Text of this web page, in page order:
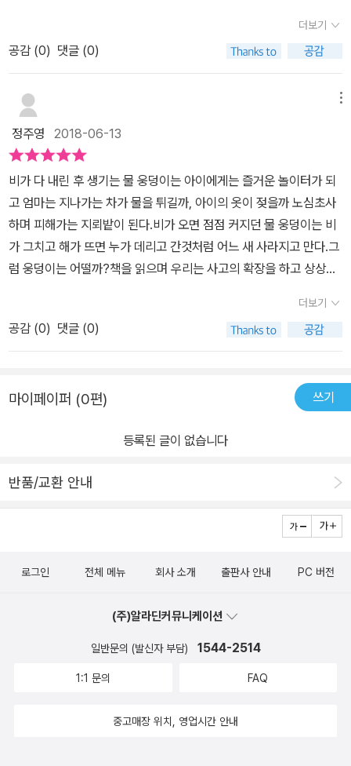
야기를 쓰는 작가님의 책이 궁금하네요.한글판으로도 계속 나오면 좋
겠어요.번역가 '김 숙'저에 좋은 버릇 중 하나는 맘에 드는 외국 그림
책을 보면 꼬옥 옮김이는 다시 보게 되네요.그런데 이 작가님...'김
숙'작가님을 검색했는데 '김하루'작가님이 함께 나온다.무슨? 이상하
사의 연발. 오늘도 행복한 그림책 읽기! 투명 한지입니다.
이 있지요.이 그림책도 비가 오면 계속해서 꺼내보는 그림책 중 하나
로 제게 남을 것 같네요.
책은 어떤 내용일까? 정말 궁금했어요~표지에 손으로 느껴보면 약간
입체감있게 비가 표현되어있답니다~ 아이들이 요것도 좋아하네요~​
책은 창문밖을 보는 한 아이를 보여주며 시작해요~'비가 개었아
요' 후쿠는 비가 오고 난뒤 집 앞 길가 물웅덩이가 생긴걸 보고 들어
갔어요.그때 물웅덩이가 비켜달라고 말을 하네요~ 후쿠때문에 잘 안
보인다고... 뭐가 안보인다는걸까요?궁금한 후쿠가 '뭐가 보이는데'
라고 물었어요.물웅덩이는 알록달록 일곱색깔 무지개를 봤다고 대답
해주네요~다음날도 가서 오늘은 뭘 봤냐고 묻자 오늘은 비행기를 봤
다고...매일 매일 가서 묻는 후쿠에게 소금쟁이를 들여다보는 아이들,
날아가는 새들, 까만고양이, 작은별등을 보았다고 이야기해줘요.그러
곤 그 다음날은 아무것도 보지 못하고 지금까지 본것들을 떠올려보고
있노라고 답해준답니다~어~ 왜 아무것도 보지 못했을까요?그러자
첫째가 옆에서 '엄마, 엄마, 여기봐봐... 물웅덩이가 아까는 이따맣게
컸는데 지금은 작아...점점 점점 작아지고 있어' 라고... 그리고 '후쿠
요~ 물웅덩이가 왜 작아지는지,,,물에 비친 시계와 비행기숫자, 아이
옷의 숫자가 반대로 보이는것은 왜그런지도 함께 이야기 나누어봤어
웅덩이를 보는것인지아쉬운 마음에 보는것인지다시 만날 기대감에
보는것인지^^<비가 그치면...> 그림도 특이했어요^^ 전 이런 특이한
래서 선택했었는데...아니나 다를까... 내용 때문인지 그림 때문인지...
너무 너무 좋아하네요~ 저희집에 새롭게 떠오르는 베스트셀러네요
더보기
공감 (0) 댓글 (0)
정주영 2018-06-13
비가 다 내린 후 생기는 물 웅덩이는 아이에게는 즐거운 놀이터가 되
고 엄마는 지나가는 차가 물을 튀길까, 아이의 옷이 젖을까 노심초사
하며 피해가는 지뢰밭이 된다.비가 오면 점점 커지던 물 웅덩이는 비
가 그치고 해가 뜨면 누가 데리고 간것처럼 어느 새 사라지고 만다.그
럼 웅덩이는 어떨까?책을 읽으며 우리는 사고의 확장을 하고 상상을
같다.그런 의미에서 이 순간 잠깐 스쳐 지나가는 물 웅덩이, 심지어 빗
물 웅덩이의 마음을 들여다 보는 작가의 섬세함이 돋보이는 책이라고
생각한다.생기는 것도 사라지는 것도 본인의 의지대로 할 수 없는 점
다. 사라지기 위해 생겨났다.무참히 짓밟히기도 하고 흘러갈 곳도 없
짝인다는 사실을 일깨워 주는 책 같다.이런 붉고 푸른 색의 대비가 뚜
만 풀의 초록빛은 유화 물감으로 그려놓은 듯 터치감이 살아있고, 물
러울 것도 없는 아주 평범하고 소소한 풍경이다.어제도 있었고 오늘
는 일상의 것들.하지만 사라지기 위해 생겨난 물 웅덩이에게 이 모든
바라보는 반대로 그려 놓은데서 보여진다.심지어 물 웅덩이는 어떤것
이 '바른' 시각인지 '옳은 것'인지 크게 중요하지 않고 그저 물웅덩이가
이를 찾아가 물웅덩이의 시선을 공유한다.점점 작아지던 물 웅덩이는
무것도 보지 못했지만, 지금까지 본 것을 떠올리는 중'이라고 대답한
더보기
공감 (0) 댓글 (0)
마이페이퍼 (0편) 쓰기
등록된 글이 없습니다
반품/교환 안내
로그인 전체 메뉴 회사 소개 출판사 안내 PC 버전
(주)알라딘커뮤니케이션
일반문의 (발신자 부담) 1544-2514
1:1 문의 FAQ
중고매장 위치, 영업시간 안내